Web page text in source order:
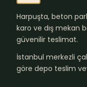
Harpuşta, beton
karo ve dış mekan
güvenilir teslimat.
İstanbul merkezli
göre depo teslim